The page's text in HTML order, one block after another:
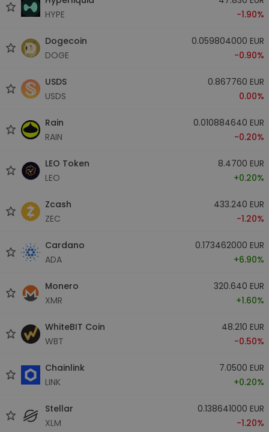
HYPE
-1.90%
Dogecoin
DOGE
0.059804000 EUR
-0.90%
USDS
USDS
0.867760 EUR
0.00%
Rain
RAIN
0.010884640 EUR
-0.20%
LEO Token
LEO
8.4700 EUR
+0.20%
Zcash
ZEC
433.240 EUR
-1.20%
Cardano
ADA
0.173462000 EUR
+6.90%
Monero
XMR
320.640 EUR
+1.60%
WhiteBIT Coin
WBT
48.210 EUR
-0.50%
Chainlink
LINK
7.0500 EUR
+0.20%
Stellar
XLM
0.138641000 EUR
-1.20%